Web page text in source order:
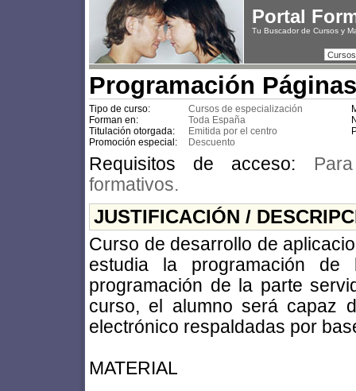
Portal
Tu Buscador de Cursos y
Programación
Tipo de curso: Cursos de especialización
Forman en:
Toda España
Titulación otorgada:
Emitida por el centro
Promoción especial:
Descuento
Requisitos de acceso:
formativos.
JUSTIFICACIÓN /
Curso de desarrollo de
estudia la programación
programación de la parte
curso, el alumno será capaz
electrónico respaldadas por
MATERIAL